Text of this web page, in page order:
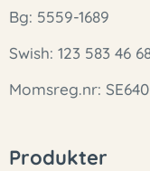
Bg: 5559-1689
Swish: 123 583 46
Momsreg.nr:
Produkter